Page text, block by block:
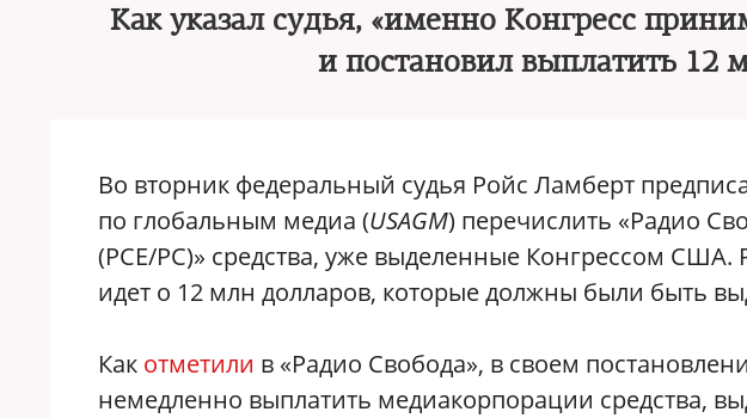
Как указал судья, «именно Конгресс
и постановил выплатить 12
Во вторник федеральный судья Ройс Ламберт
по глобальным медиа (USAGM) перечислить «Радио
(РСЕ/РС)» средства, уже выделенные Конгрессом США.
идет о 12 млн долларов, которые должны были быть
Как отметили в «Радио Свобода», в своем
немедленно выплатить медиакорпорации средства,